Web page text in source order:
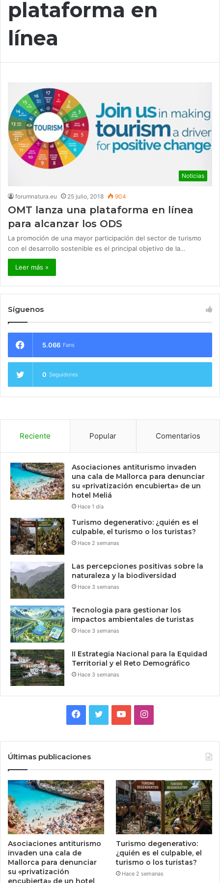
plataforma en
línea
Noticias
forumnatura.eu 25 julio, 2018 904
OMT lanza una plataforma en línea
para alcanzar los ODS
La promoción de una mayor participación del sector de turismo
con el desarrollo sostenible es el principal objetivo de la…
Leer más »
Síguenos
5.066 Fans
0 Seguidores
Reciente Popular Comentarios
Asociaciones antiturismo invaden
una cala de Mallorca para denunciar
su «privatización encubierta» de un
hotel Meliá
Hace 1 día
Turismo degenerativo: ¿quién es el
culpable, el turismo o los turistas?
Hace 2 semanas
Las percepciones positivas sobre la
naturaleza y la biodiversidad
Hace 3 semanas
Tecnologia para gestionar los
impactos ambientales de turistas
Hace 3 semanas
II Estrategia Nacional para la Equidad
Territorial y el Reto Demográfico
Hace 3 semanas
Facebook
TwitterYouTubeInstagram
Últimas publicaciones
Asociaciones antiturismo
invaden una cala de
Mallorca para denunciar
su «privatización
encubierta» de un hotel
Turismo degenerativo:
¿quién es el culpable, el
turismo o los turistas?
Hace 2 semanas